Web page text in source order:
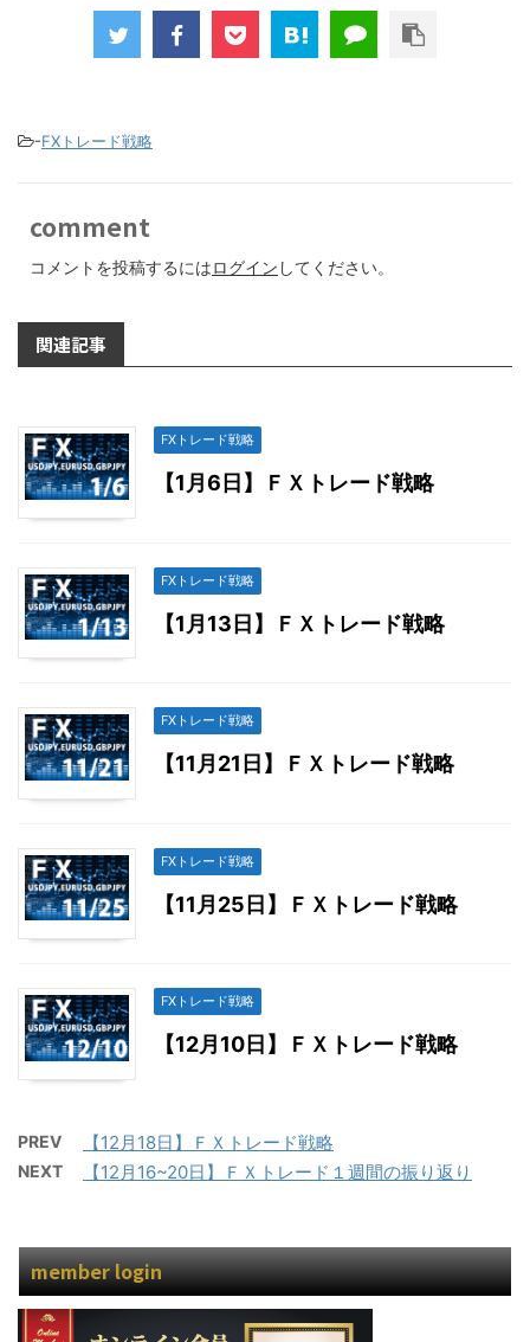
-FXトレード戦略
comment
コメントを投稿するにはログイン してください。
関連記事
FXトレード戦略
【1月6日】ＦＸトレード戦略
FXトレード戦略
【1月13日】ＦＸトレード戦略
FXトレード戦略
【11月21日】ＦＸトレード戦略
FXトレード戦略
【11月25日】ＦＸトレード戦略
FXトレード戦略
【12月10日】ＦＸトレード戦略
PREV 【12月18日】ＦＸトレード戦略
NEXT 【12月16~20日】ＦＸトレード１週間の振り返り
member login